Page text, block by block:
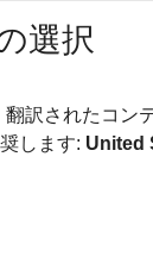
選択
訳されたコン
します: United